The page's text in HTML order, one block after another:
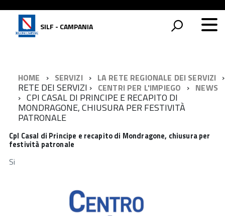
SILF - CAMPANIA
HOME SERVIZI LA RETE REGIONALE DEI SERVIZI
RETE DEI SERVIZI CENTRI PER L'IMPIEGO NEWS
CPI CASAL DI PRINCIPE E RECAPITO DI
MONDRAGONE, CHIUSURA PER FESTIVITÀ
PATRONALE
CpI Casal di Principe e recapito di Mondragone, chiusura per
festività patronale
Si